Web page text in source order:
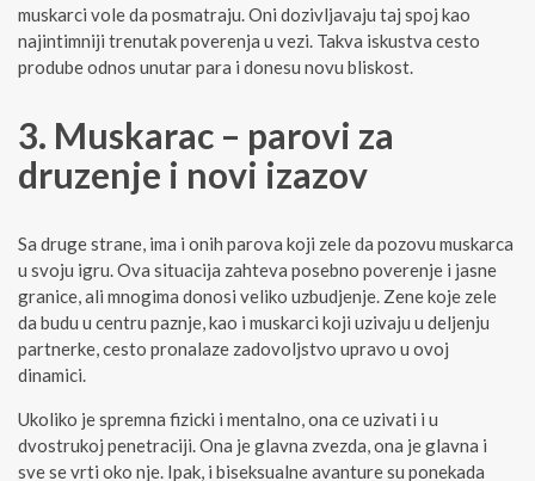
muskarci vole da posmatraju. Oni dozivljavaju taj spoj kao
najintimniji trenutak poverenja u vezi. Takva iskustva cesto
prodube odnos unutar para i donesu novu bliskost.
3. Muskarac – parovi za
druzenje i novi izazov
Sa druge strane, ima i onih parova koji zele da pozovu muskarca
u svoju igru. Ova situacija zahteva posebno poverenje i jasne
granice, ali mnogima donosi veliko uzbudjenje. Zene koje zele
da budu u centru paznje, kao i muskarci koji uzivaju u deljenju
partnerke, cesto pronalaze zadovoljstvo upravo u ovoj
dinamici.
Ukoliko je spremna fizicki i mentalno, ona ce uzivati i u
dvostrukoj penetraciji. Ona je glavna zvezda, ona je glavna i
sve se vrti oko nje. Ipak, i biseksualne avanture su ponekada